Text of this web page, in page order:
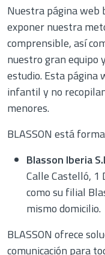
Nuestra página web
exponer nuestra
comprensible, así
nuestro gran equipo
estudio. Esta página
infantil y no
menores.
BLASSON está
Blasson Iberia
Calle Castelló, 1
como su filial
mismo domicilio.
BLASSON ofrece
comunicación para